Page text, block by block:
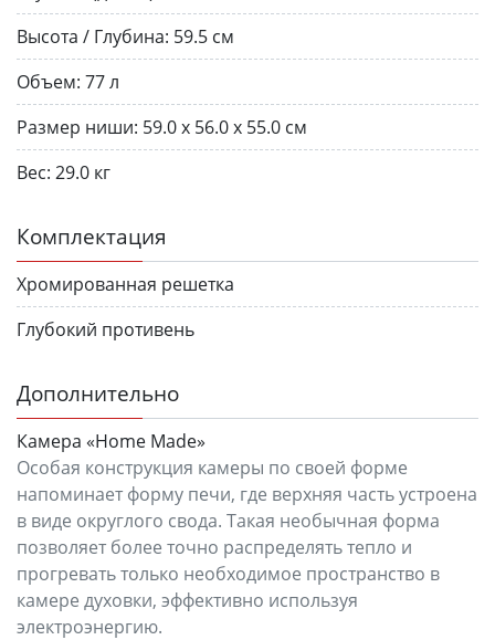
Высота / Глубина: 59.5 см
Объем: 77 л
Размер ниши: 59.0 x 56.0 x 55.0 см
Вес: 29.0 кг
Комплектация
Хромированная решетка
Глубокий противень
Дополнительно
Камера «Home Made»
Особая конструкция камеры по своей форме
напоминает форму печи, где верхняя часть устроена
в виде округлого свода. Такая необычная форма
позволяет более точно распределять тепло и
прогревать только необходимое пространство в
камере духовки, эффективно используя
электроэнергию.